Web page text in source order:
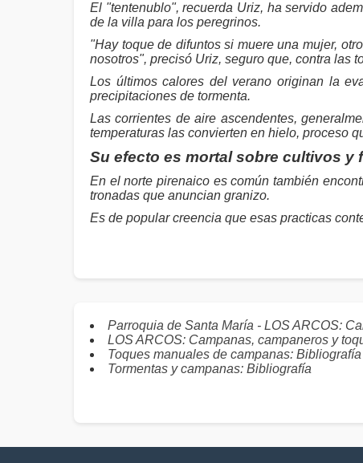
El "tentenublo", recuerda Uriz, ha servido
de la villa para los peregrinos.
"Hay toque de difuntos si muere una mujer,
nosotros", precisó Uriz, seguro que, contra las
Los últimos calores del verano originan la
precipitaciones de tormenta.
Las corrientes de aire ascendentes,
temperaturas las convierten en hielo, proceso
Su efecto es mortal sobre cultivos y
En el norte pirenaico es común también
tronadas que anuncian granizo.
Es de popular creencia que esas practicas
Parroquia de Santa María - LOS ARCOS:
LOS ARCOS: Campanas, campaneros y
Toques manuales de campanas: Bibliografía
Tormentas y campanas: Bibliografía